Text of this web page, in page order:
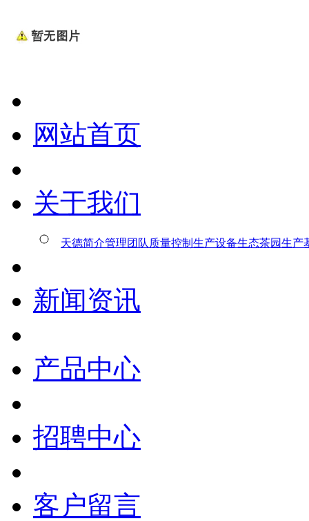
网站首页
关于我们
天德简介管理团队 质量控制 生产设备生态茶园生产
新闻资讯
产品中心
招聘中心
客户留言